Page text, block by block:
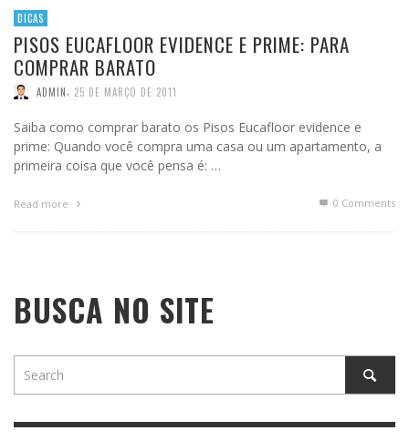
DICAS
PISOS EUCAFLOOR EVIDENCE E PRIME: PARA
COMPRAR BARATO
ADMIN 25 DE MARÇO DE 2011
Saiba como comprar barato os Pisos Eucafloor evidence e
prime: Quando você compra uma casa ou um apartamento, a
primeira coisa que você pensa é: …
Read more 0 Comments
BUSCA NO SITE